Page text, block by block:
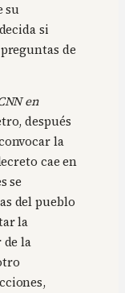
su
si
de
en
después
la
cae en
se
del pueblo
la
de la